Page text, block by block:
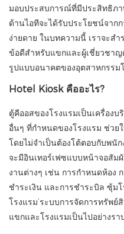
มอบประสบการณ์ที่มีประสิทธิภ
ด้านไอทีจะได้รับประโยชน์จาก
ง่ายดาย ในบทความนี้ เราจะส
ข้อดีสำหรับแขกและผู้เชี่ยวชา
รูปแบบอนาคตของอุตสาหกรรม
Hotel Kiosk คืออะไร?
ตู้คีออสของโรงแรมเป็นเครื่อง
อื่นๆ ที่กำหนดของโรงแรม ช่วย
โดยไม่จำเป็นต้องโต้ตอบกับพนั
จะมีอินเทอร์เฟซแบบหน้าจอสัม
งานต่างๆ เช่น การกำหนดห้อง
ชำระเงิน และการชำระบิล ซุ้ม
โรงแรม’ระบบการจัดการทรัพย์
แขกและโรงแรมเป็นไปอย่างรา